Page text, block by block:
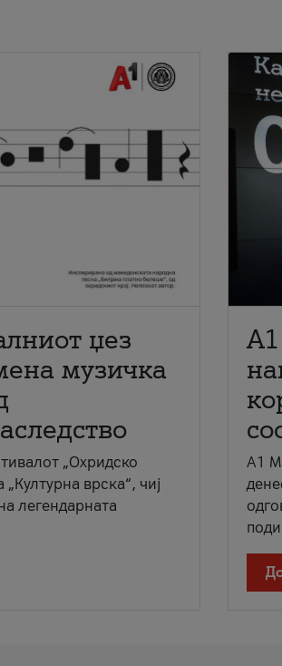
џез
музичка
„Охридско
врска“, чиј
легендарната
A1